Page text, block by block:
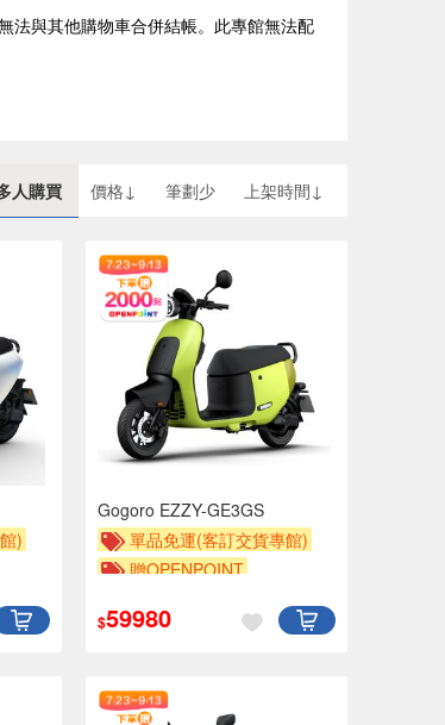
法與其他購物車合併結帳。此專館無法配
人購買 價格↓ 筆劃少 上架時間↓
)
Gogoro EZZY-GE3GS
單品免運(客訂交貨專館)
贈OPENPOINT
$59980